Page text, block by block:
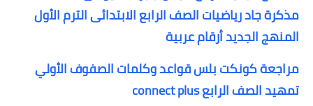
مذكرة جاد رياضيات الصف الرابع الابتدائى الترم الأول
المنهج الجديد أرقام عربية
مراجعة كونكت بلس قواعد وكلمات الصفوف الأولي
تمهيد الصف الرابع connect plus